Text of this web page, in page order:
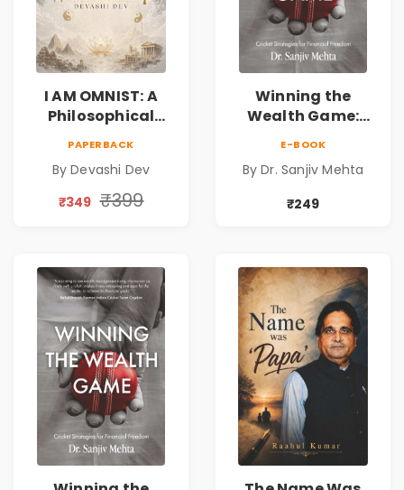
I AM OMNIST: A
Philosophical
Consciousness,
Spirituality,
PAPERBACK
By Devashi Dev
₹349 ₹399
Winning the
Wealth Game:
Freedom |
Personal Finance
& Investing Guide
E-BOOK
By Dr. Sanjiv Mehta
₹249